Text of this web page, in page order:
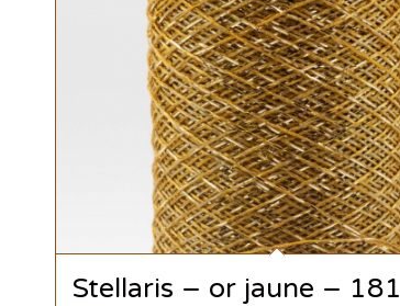
Stellaris – or jaune – 181